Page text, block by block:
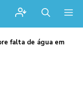
falta de água em